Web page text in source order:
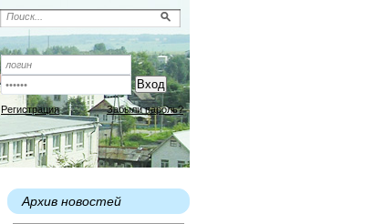
Регистрация Забыли пароль?
Архив новостей